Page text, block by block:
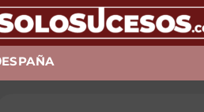
ESPAÑA